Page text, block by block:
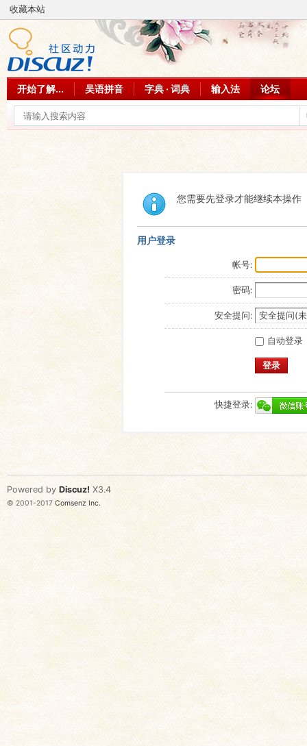
收藏本站
开始了解... 吴语拼音 字典 · 词典 输入法 论坛
您需要先登录才能继续本操作
用户登录
帐号:
密码:
安全提问:
自动登录
登录
快捷登录:
Powered by Discuz! X3.4
© 2001-2017 Comsenz Inc.